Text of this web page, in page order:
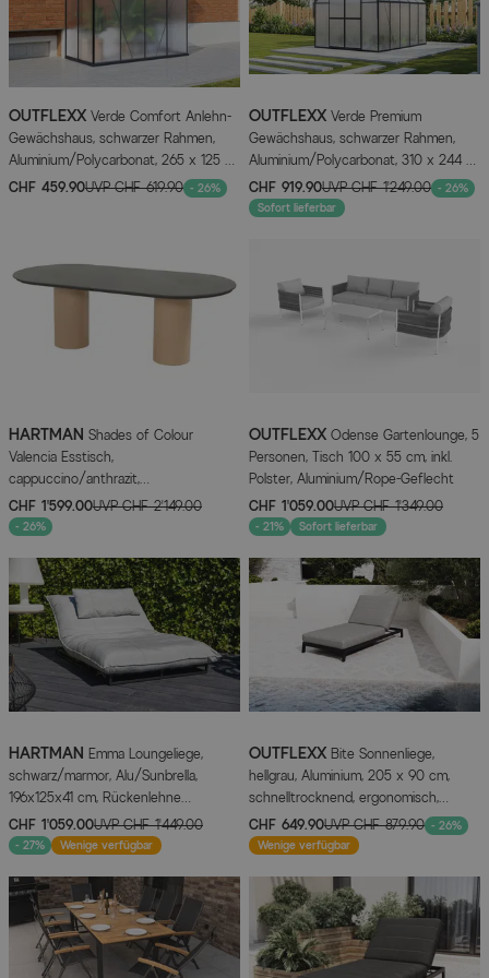
OUTFLEXX Verde Comfort Anlehn-
Gewächshaus, schwarzer Rahmen,
Aluminium/Polycarbonat, 265 x 125 x
210 cm, pulverbeschichtet, UV-
CHF 459.90UVPCHF 619.90 - 26%
OUTFLEXX Verde Premium
Gewächshaus, schwarzer Rahmen,
Aluminium/Polycarbonat, 310 x 244 x
230 cm, pulverbeschichtet, UV-
geschützt, mit Schiebetür und 2
CHF 919.90UVPCHF 1’249.00 - 26%
Sofort lieferbar
HARTMAN Shades of Colour
Valencia Esstisch,
cappuccino/anthrazit,
Aluminium/Keramik, 220 x 100 cm, mit
ovaler Keramikplatte und stabilem
CHF 1’599.00UVPCHF 2’149.00
- 26%
OUTFLEXX Odense Gartenlounge, 5
Personen, Tisch 100 x 55 cm, inkl.
Polster, Aluminium/Rope-Geflecht
CHF 1’059.00UVPCHF 1’349.00
- 21% Sofort lieferbar
HARTMAN Emma Loungeliege,
schwarz/marmor, Alu/Sunbrella,
196x125x41 cm, Rückenlehne
verstellbar
CHF 1’059.00UVPCHF 1’449.00
- 27% Wenige verfügbar
OUTFLEXX Bite Sonnenliege,
hellgrau, Aluminium, 205 x 90 cm,
schnelltrocknend, ergonomisch,
witterungsbeständig
CHF 649.90UVPCHF 879.90 - 26%
Wenige verfügbar